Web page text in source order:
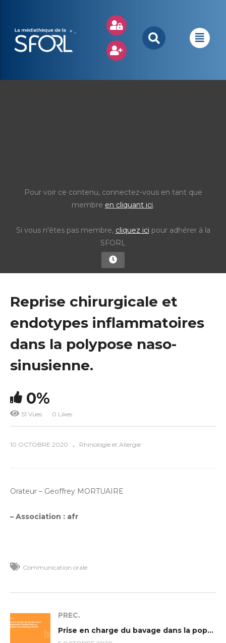
Pour voir ce contenu, connectez-vous en tant que
membre en cliquant ici.
Si vous n'êtes pas membre, cliquez ici pour adhérer à la
SFORL
Reprise chirurgicale et
endotypes inflammatoires
dans la polypose naso-
sinusienne.
0%
51 Vues 0 Likes
10 OCTOBRE 2020 Rhinologie et Allergie
Orateur – Geoffrey MORTUAIRE
– Association : afr
Communication orale
PREC.
Prise en charge du bavage dans la population pédiatrique en situation de handicap (AFOP)